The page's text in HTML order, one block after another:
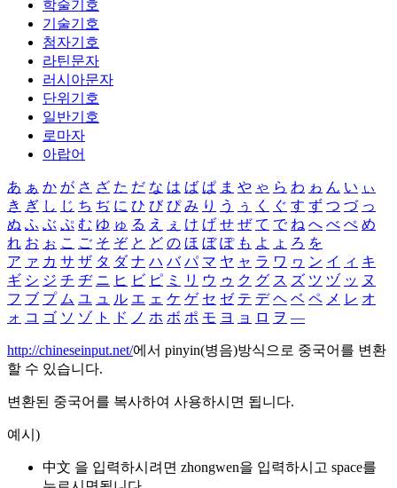
학술기호
기술기호
첨자기호
라틴문자
러시아문자
단위기호
일반기호
로마자
아랍어
あ ぁ か が さ ざ た だ な は ば ぱ ま や ゃ ら わ ゎ ん い ぃ
き ぎ し じ ち ぢ に ひ び ぴ み り う ぅ く ぐ す ず つ づ っ
ぬ ふ ぶ ぷ む ゆ ゅ る え ぇ け げ せ ぜ て で ね へ べ ぺ め
れ お ぉ こ ご そ ぞ と ど の ほ ぼ ぽ も よ ょ ろ を
ア ァ カ サ ザ タ ダ ナ ハ バ パ マ ヤ ャ ラ ワ ヮ ン イ ィ キ
ギ シ ジ チ ヂ ニ ヒ ビ ピ ミ リ ウ ゥ ク グ ス ズ ツ ヅ ッ ヌ
フ ブ プ ム ユ ュ ル エ ェ ケ ゲ セ ゼ テ デ ヘ ベ ペ メ レ オ
ォ コ ゴ ソ ゾ ト ド ノ ホ ボ ポ モ ヨ ョ ロ ヲ ―
http://chineseinput.net/에서 pinyin(병음)방식으로 중국어를 변환
할 수 있습니다.
변환된 중국어를 복사하여 사용하시면 됩니다.
예시)
中文 을 입력하시려면 zhongwen을 입력하시고 space를